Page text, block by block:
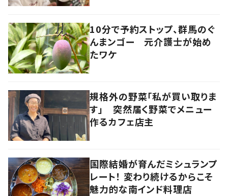
10分で予約ストップ、群馬のぐ
んまンゴー 元介護士が始め
たワケ
規格外の野菜「私が買い取りま
す」 突然届く野菜でメニュー
作るカフェ店主
国際結婚が育んだミシュランプ
レート！ 変わり続けるからこそ
魅力的な南インド料理店